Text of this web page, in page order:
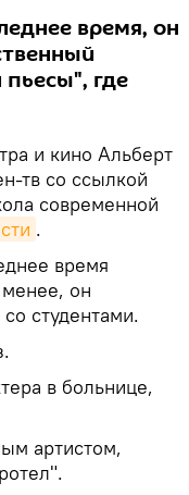
время, он
где
и кино Альберт
тв со ссылкой
современной
.
время
он
студентами.
в больнице,
артистом,